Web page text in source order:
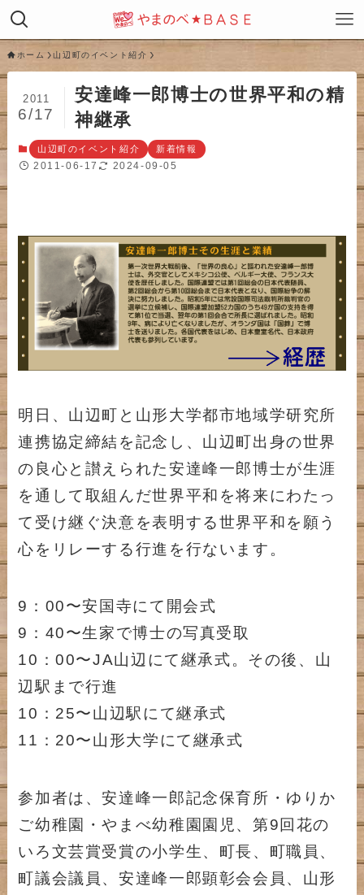
ホーム 山辺町のイベント紹介
安達峰一郎博士の世界平和の精
神継承
2011
6/17
山辺町のイベント紹介 新着情報
2011-06-17 2024-09-05
明日、山辺町と山形大学都市地域学研究所
連携協定締結を記念し、山辺町出身の世界
の良心と讃えられた安達峰一郎博士が生涯
を通して取組んだ世界平和を将来にわたっ
て受け継ぐ決意を表明する世界平和を願う
心をリレーする行進を行ないます。
9：00〜安国寺にて開会式
9：40〜生家で博士の写真受取
10：00〜JA山辺にて継承式。その後、山
辺駅まで行進
10：25〜山辺駅にて継承式
11：20〜山形大学にて継承式
参加者は、安達峰一郎記念保育所・ゆりか
ご幼稚園・やまべ幼稚園園児、第9回花の
いろ文芸賞受賞の小学生、町長、町職員、
町議会議員、安達峰一郎顕彰会会員、山形